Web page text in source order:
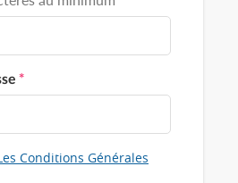
*
Conditions Générales